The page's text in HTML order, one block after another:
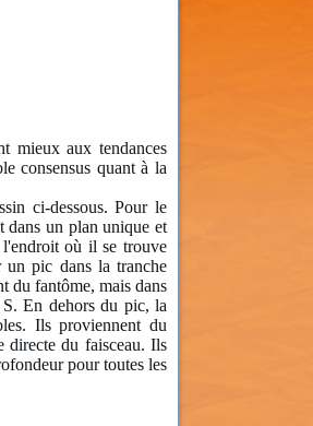
mieux aux tendances
consensus quant à la
ci-dessous. Pour le
dans un plan unique et
l'endroit où il se trouve
un pic dans la tranche
du fantôme, mais dans
En dehors du pic, la
Ils proviennent du
directe du faisceau. Ils
pour toutes les